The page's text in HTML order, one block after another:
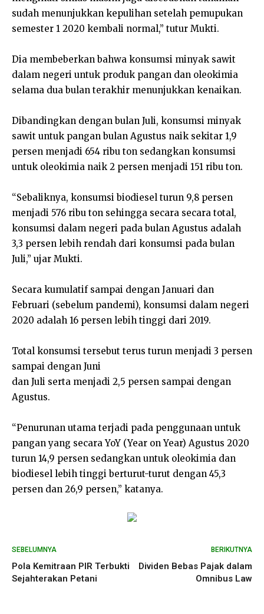
sudah menunjukkan kepulihan setelah pemupukan
semester 1 2020 kembali normal,” tutur Mukti.
Dia membeberkan bahwa konsumsi minyak sawit
dalam negeri untuk produk pangan dan oleokimia
selama dua bulan terakhir menunjukkan kenaikan.
Dibandingkan dengan bulan Juli, konsumsi minyak
sawit untuk pangan bulan Agustus naik sekitar 1,9
persen menjadi 654 ribu ton sedangkan konsumsi
untuk oleokimia naik 2 persen menjadi 151 ribu ton.
“Sebaliknya, konsumsi biodiesel turun 9,8 persen
menjadi 576 ribu ton sehingga secara secara total,
konsumsi dalam negeri pada bulan Agustus adalah
3,3 persen lebih rendah dari konsumsi pada bulan
Juli,” ujar Mukti.
Secara kumulatif sampai dengan Januari dan
Februari (sebelum pandemi), konsumsi dalam negeri
2020 adalah 16 persen lebih tinggi dari 2019.
Total konsumsi tersebut terus turun menjadi 3 persen
sampai dengan Juni
dan Juli serta menjadi 2,5 persen sampai dengan
Agustus.
“Penurunan utama terjadi pada penggunaan untuk
pangan yang secara YoY (Year on Year) Agustus 2020
turun 14,9 persen sedangkan untuk oleokimia dan
biodiesel lebih tinggi berturut-turut dengan 45,3
persen dan 26,9 persen,” katanya.
SEBELUMNYA
Pola Kemitraan PIR Terbukti
Sejahterakan Petani
BERIKUTNYA
Dividen Bebas Pajak dalam
Omnibus Law